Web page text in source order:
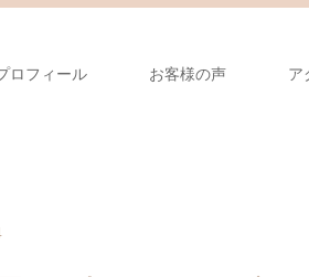
ロフィール お客様の声 ア